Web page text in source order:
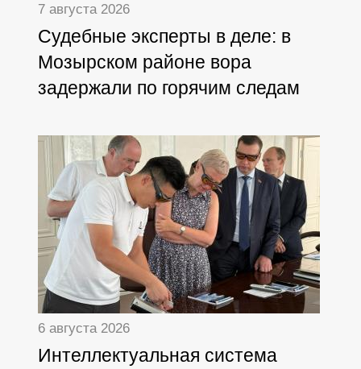
7 августа 2026
Судебные эксперты в деле: в
Мозырском районе вора
задержали по горячим следам
6 августа 2026
Интеллектуальная система